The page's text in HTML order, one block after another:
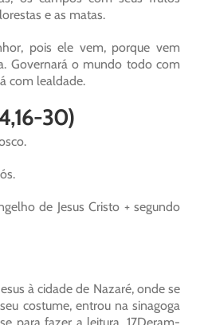
e as matas.
pois ele vem, porque vem
Governará o mundo todo com
com lealdade.
30)
de Jesus Cristo + segundo
à cidade de Nazaré, onde se
costume, entrou na sinagoga